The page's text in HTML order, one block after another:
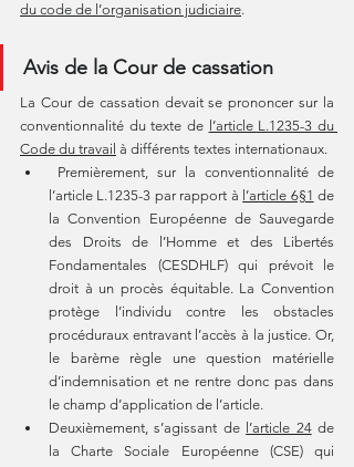
du code de l’organisation judiciaire.
Avis de la Cour de cassation
La Cour de cassation devait se prononcer sur la
conventionnalité du texte de l’article L.1235-3 du
Code du travail à différents textes internationaux.
l’article L.1235-3 par rapport à l’article 6§1 de
la Convention Européenne de Sauvegarde
des Droits de l’Homme et des Libertés
Fondamentales (CESDHLF) qui prévoit le
droit à un procès équitable. La Convention
protège l’individu contre les obstacles
procéduraux entravant l’accès à la justice. Or,
le barème règle une question matérielle
d’indemnisation et ne rentre donc pas dans
le champ d’application de l’article.
Deuxièmement, s’agissant de l’article 24 de
la Charte Sociale Européenne (CSE) qui